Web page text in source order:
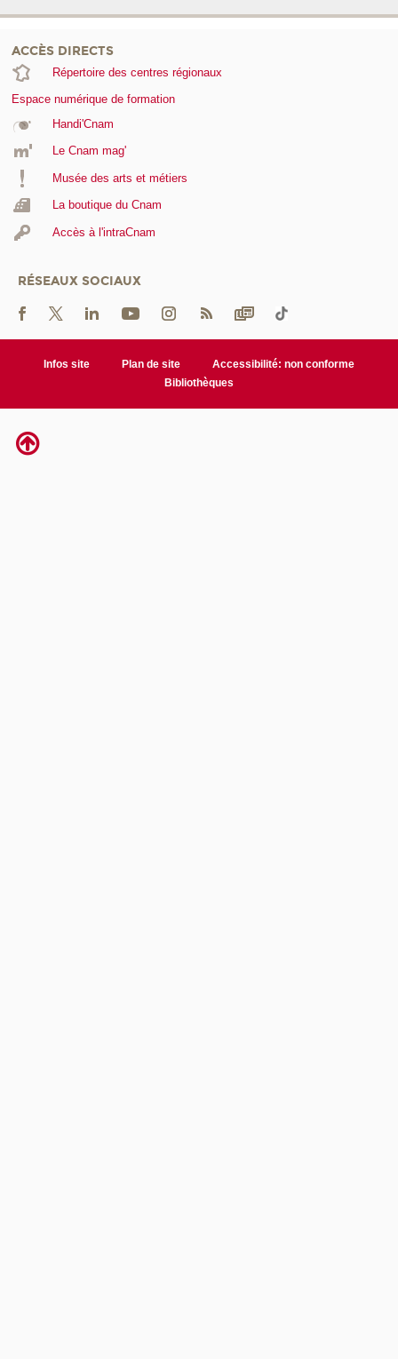
ACCÈS DIRECTS
Répertoire des centres régionaux
Espace numérique de formation
Handi'Cnam
Le Cnam mag'
Musée des arts et métiers
La boutique du Cnam
Accès à l'intraCnam
RÉSEAUX SOCIAUX
Infos site Plan de site
Accessibilité: non conforme
Bibliothèques